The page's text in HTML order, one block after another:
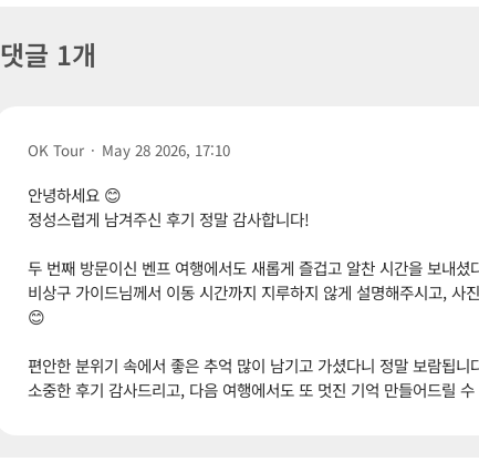
댓글 1개
OK Tour · May 28 2026, 17:10
안녕하세요 😊
정성스럽게 남겨주신 후기 정말 감사합니다!
두 번째 방문이신 벤프 여행에서도 새롭게 즐겁고 알찬 시간을 보내
비상구 가이드님께서 이동 시간까지 지루하지 않게 설명해주시고,
😊
편안한 분위기 속에서 좋은 추억 많이 남기고 가셨다니 정말 보람됩니
소중한 후기 감사드리고, 다음 여행에서도 또 멋진 기억 만들어드릴